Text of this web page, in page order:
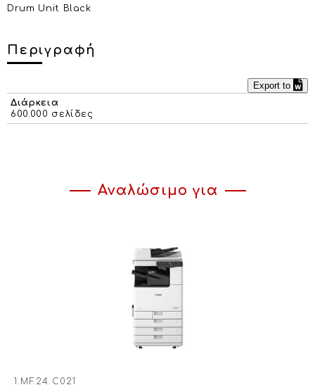
Drum Unit Black
Περιγραφή
Export to
Διάρκεια
600.000 σελίδες
Αναλώσιμο για
1.MF.24.C021